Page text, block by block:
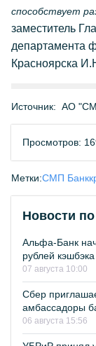
способствует
заместитель
департамента
Красноярска
Источник: АО
Просмотров:
Метки:СМП Банк
Новости
Альфа-Банк
рублей
07 августа 10:00
Сбер
амбассадоры
06 августа 15:56